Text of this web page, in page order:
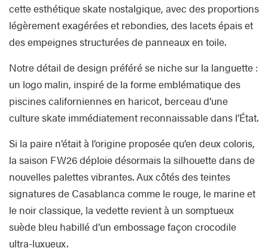
cette esthétique skate nostalgique, avec des proportions
légèrement exagérées et rebondies, des lacets épais et
des empeignes structurées de panneaux en toile.
Notre détail de design préféré se niche sur la languette :
un logo malin, inspiré de la forme emblématique des
piscines californiennes en haricot, berceau d’une
culture skate immédiatement reconnaissable dans l’État.
Si la paire n’était à l’origine proposée qu’en deux coloris,
la saison FW26 déploie désormais la silhouette dans de
nouvelles palettes vibrantes. Aux côtés des teintes
signatures de Casablanca comme le rouge, le marine et
le noir classique, la vedette revient à un somptueux
suède bleu habillé d’un embossage façon crocodile
ultra-luxueux.